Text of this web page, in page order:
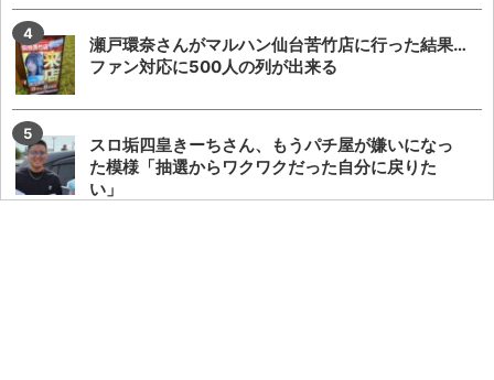
瀬戸環奈さんがマルハン仙台苦竹店に行った結果…
ファン対応に500人の列が出来る
スロ垢四皇きーちさん、もうパチ屋が嫌いになっ
た模様「抽選からワクワクだった自分に戻りた
い」